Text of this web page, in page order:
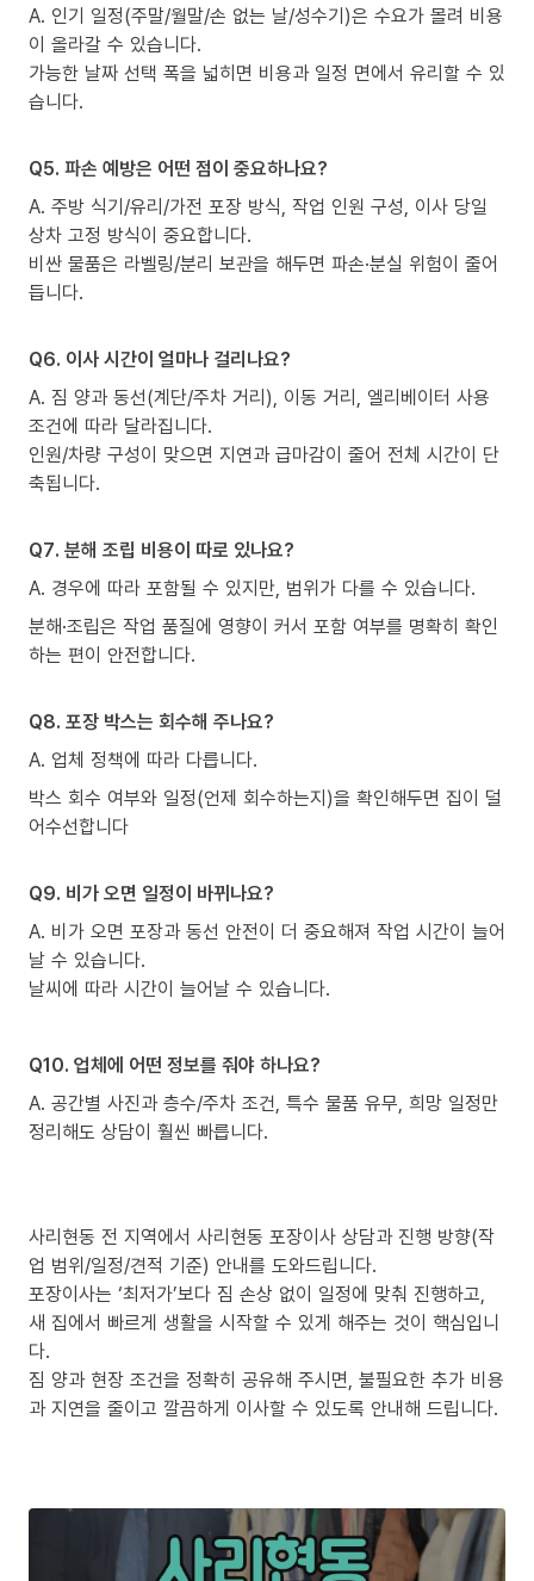
A. 인기 일정(주말/월말/손 없는 날/성수기)은 수요가 몰려 비용
이 올라갈 수 있습니다.
가능한 날짜 선택 폭을 넓히면 비용과 일정 면에서 유리할 수 있
습니다.
Q5. 파손 예방은 어떤 점이 중요하나요?
A. 주방 식기/유리/가전 포장 방식, 작업 인원 구성, 이사 당일
상차 고정 방식이 중요합니다.
비싼 물품은 라벨링/분리 보관을 해두면 파손·분실 위험이 줄어
듭니다.
Q6. 이사 시간이 얼마나 걸리나요?
A. 짐 양과 동선(계단/주차 거리), 이동 거리, 엘리베이터 사용
조건에 따라 달라집니다.
인원/차량 구성이 맞으면 지연과 급마감이 줄어 전체 시간이 단
축됩니다.
Q7. 분해 조립 비용이 따로 있나요?
A. 경우에 따라 포함될 수 있지만, 범위가 다를 수 있습니다.
분해·조립은 작업 품질에 영향이 커서 포함 여부를 명확히 확인
하는 편이 안전합니다.
Q8. 포장 박스는 회수해 주나요?
A. 업체 정책에 따라 다릅니다.
박스 회수 여부와 일정(언제 회수하는지)을 확인해두면 집이 덜
어수선합니다
Q9. 비가 오면 일정이 바뀌나요?
A. 비가 오면 포장과 동선 안전이 더 중요해져 작업 시간이 늘어
날 수 있습니다.
날씨에 따라 시간이 늘어날 수 있습니다.
Q10. 업체에 어떤 정보를 줘야 하나요?
A. 공간별 사진과 층수/주차 조건, 특수 물품 유무, 희망 일정만
정리해도 상담이 훨씬 빠릅니다.
사리현동 전 지역에서 사리현동 포장이사 상담과 진행 방향(작
업 범위/일정/견적 기준) 안내를 도와드립니다.
포장이사는 ‘최저가’보다 짐 손상 없이 일정에 맞춰 진행하고,
새 집에서 빠르게 생활을 시작할 수 있게 해주는 것이 핵심입니
다.
짐 양과 현장 조건을 정확히 공유해 주시면, 불필요한 추가 비용
과 지연을 줄이고 깔끔하게 이사할 수 있도록 안내해 드립니다.